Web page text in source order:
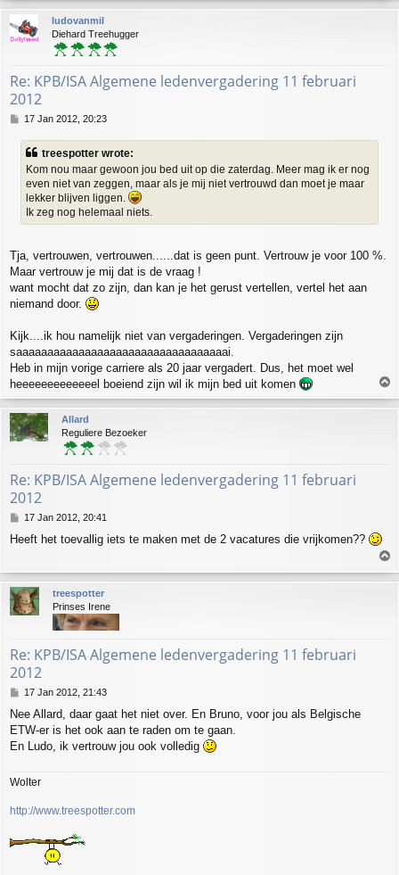
p
ludovanmil
Diehard Treehugger
Re: KPB/ISA Algemene ledenvergadering 11 februari
2012
P
s
17 Jan 2012, 20:23
treespotter wrote:
Kom nou maar gewoon jou bed uit op die zaterdag. Meer mag ik er nog
even niet van zeggen, maar als je mij niet vertrouwd dan moet je maar
lekker blijven liggen.
Ik zeg nog helemaal niets.
Tja, vertrouwen, vertrouwen......dat is geen punt. Vertrouw je voor 100 %.
Maar vertrouw je mij dat is de vraag !
want mocht dat zo zijn, dan kan je het gerust vertellen, vertel het aan
niemand door.
Kijk....ik hou namelijk niet van vergaderingen. Vergaderingen zijn
saaaaaaaaaaaaaaaaaaaaaaaaaaaaaaaaaai.
Heb in mijn vorige carriere als 20 jaar vergadert. Dus, het moet wel
heeeeeeeeeeeeel boeiend zijn wil ik mijn bed uit komen
o
p
Allard
Reguliere Bezoeker
Re: KPB/ISA Algemene ledenvergadering 11 februari
2012
P
s
17 Jan 2012, 20:41
Heeft het toevallig iets te maken met de 2 vacatures die vrijkomen??
o
p
treespotter
Prinses Irene
Re: KPB/ISA Algemene ledenvergadering 11 februari
2012
P
s
17 Jan 2012, 21:43
Nee Allard, daar gaat het niet over. En Bruno, voor jou als Belgische
ETW-er is het ook aan te raden om te gaan.
En Ludo, ik vertrouw jou ook volledig
Wolter
http://www.treespotter.com